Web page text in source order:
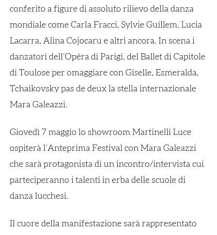
conferito a figure di assoluto rilievo della danza
mondiale come Carla Fracci, Sylvie Guillem, Lucia
Lacarra, Alina Cojocaru e altri ancora. In scena i
danzatori dell’Opéra di Parigi, del Ballet di Capitole
di Toulose per omaggiare con Giselle, Esmeralda,
Tchaikovsky pas de deux la stella internazionale
Mara Galeazzi.
Giovedì 7 maggio lo showroom Martinelli Luce
ospiterà l’Anteprima Festival con Mara Galeazzi
che sarà protagonista di un incontro/intervista cui
parteciperanno i talenti in erba delle scuole di
danza lucchesi.
Il cuore della manifestazione sarà rappresentato